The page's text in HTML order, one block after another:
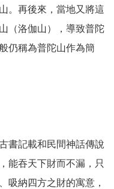
。再後來，當地又將這
（洛伽山），導致普陀
仍稱為普陀山作為簡
書記載和民間神話傳說
能吞天下財而不漏，只
吸納四方之財的寓意，